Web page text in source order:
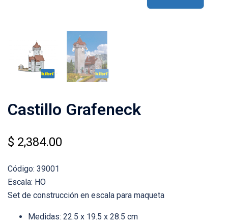
Castillo Grafeneck
$ 2,384.00
Código: 39001
Escala: HO
Set de construcción en escala para maqueta
Medidas: 22.5 x 19.5 x 28.5 cm